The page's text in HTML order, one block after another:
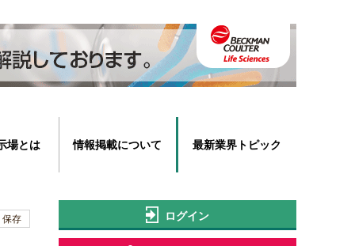
場とは 情報掲載について 最新業界トピック
保存 ログイン